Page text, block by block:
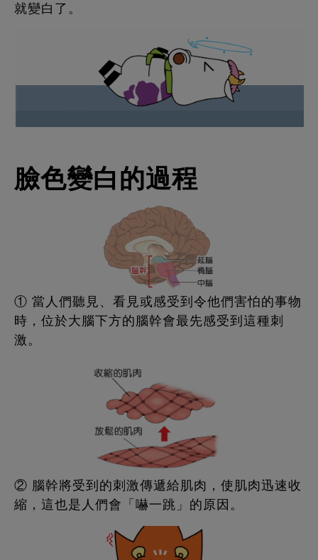
就變白了。
臉色變白的過程
① 當人們聽見、看見或感受到令他們害怕的事物
時，位於大腦下方的腦幹會最先感受到這種刺
激。
② 腦幹將受到的刺激傳遞給肌肉，使肌肉迅速收
縮，這也是人們會「嚇一跳」的原因。